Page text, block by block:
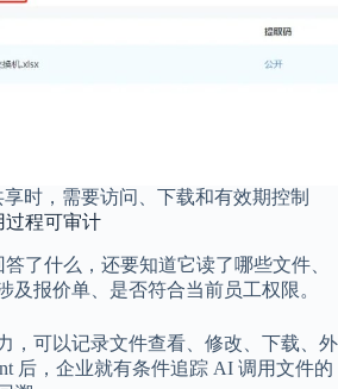
时，需要访问、下载和有效期控制
过程可审计
了什么，还要知道它读了哪些文件、
及报价单、是否符合当前员工权限。
，可以记录文件查看、修改、下载、外
后，企业就有条件追踪 AI 调用文件的